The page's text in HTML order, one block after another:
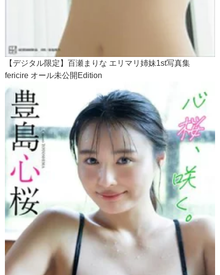
【デジタル限定】百瀬まりな エリマリ姉妹1st写真集
fericire オール未公開Edition